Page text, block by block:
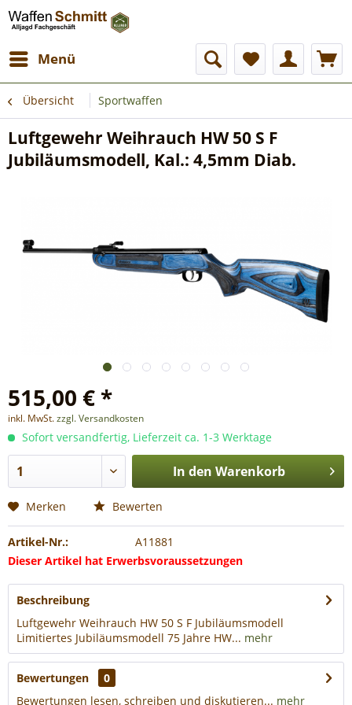
Menü
Übersicht Sportwaffen
Luftgewehr Weihrauch HW 50 S F
Jubiläumsmodell, Kal.: 4,5mm Diab.
515,00 € *
inkl. MwSt.zzgl. Versandkosten
Sofort versandfertig, Lieferzeit ca. 1-3 Werktage
In den Warenkorb
Merken Bewerten
Artikel-Nr.:
A11881
Dieser Artikel hat Erwerbsvoraussetzungen
Beschreibung
Luftgewehr Weihrauch HW 50 S F Jubiläumsmodell
Limitiertes Jubiläumsmodell 75 Jahre HW... mehr
Bewertungen
0
Bewertungen lesen, schreiben und diskutieren... mehr